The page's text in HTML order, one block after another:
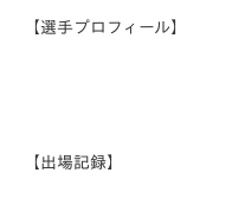
【選手プロフィール】
【出場記録】